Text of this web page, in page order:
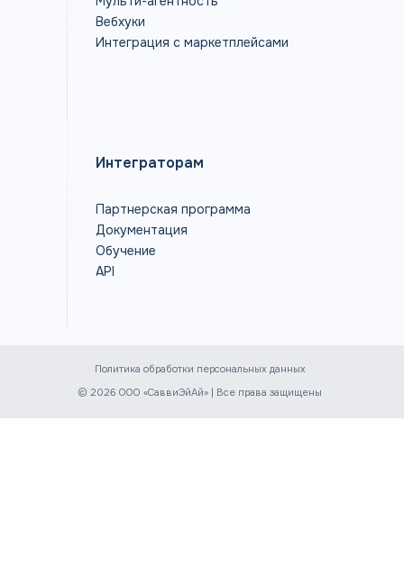
Вебхуки
Интеграция с маркетплейсами
Политика обработки персональных данных
© 2026 ООО «СаввиЭйАй» | Все права защищены
Интеграторам
Партнерская программа
Документация
Обучение
API